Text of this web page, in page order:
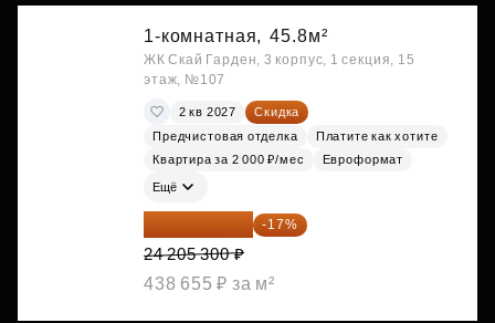
1-комнатная, 45.8м²
ЖК Скай Гарден, 3 корпус, 1 секция, 15
этаж, №107
2 кв 2027
Скидка
Предчистовая отделка
Платите как хотите
Квартира за 2 000 ₽/мес
Евроформат
Ещё
20 090 399 ₽ -17%
24 205 300 ₽
438 655 ₽ за м²